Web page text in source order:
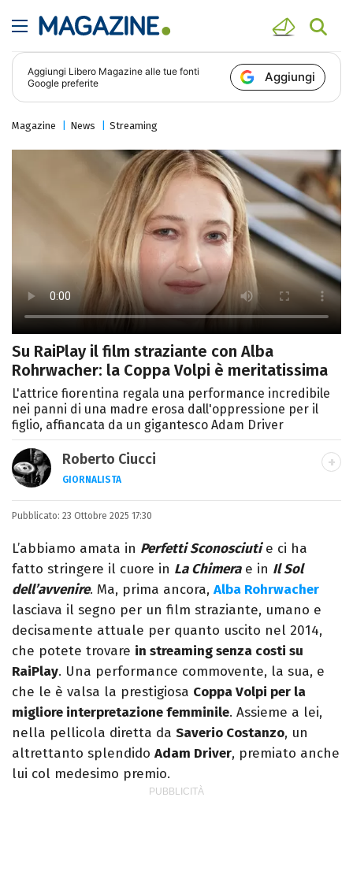
Aggiungi Libero Magazine alle tue fonti
Google preferite
Aggiungi
Magazine News Streaming
Su RaiPlay il film straziante con Alba
Rohrwacher: la Coppa Volpi è meritatissima
L'attrice fiorentina regala una performance incredibile
nei panni di una madre erosa dall'oppressione per il
figlio, affiancata da un gigantesco Adam Driver
Roberto Ciucci
GIORNALISTA
INSTAGRAM
FACEBOOK
Appassionato di sport, avido consumatore
di manga e film, cultore di tutto ciò che è
stato girato da Quentin Tarantino e
musicista nel tempo libero.
Pubblicato: 23 Ottobre 2025 17:30
L’abbiamo amata in Perfetti Sconosciutie ci ha
fatto stringere il cuore in La Chimerae in Il Sol
dell’avvenire. Ma, prima ancora, Alba Rohrwacher
lasciava il segno per un film straziante, umano e
decisamente attuale per quanto uscito nel 2014,
che potete trovare in streaming senza costi su
RaiPlay. Una performance commovente, la sua, e
che le è valsa la prestigiosa Coppa Volpi per la
migliore interpretazione femminile. Assieme a lei,
nella pellicola diretta da Saverio Costanzo, un
altrettanto splendido Adam Driver, premiato anche
lui col medesimo premio.